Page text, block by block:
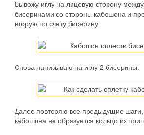
Вывожу иглу на лицевую сторону
бисеринами со стороны кабошона и
вторую по счету бисерину.
Снова нанизываю на иглу 2 бисерины.
Далее повторяю все предыдущие шаги,
кабошона не образуется кольцо из